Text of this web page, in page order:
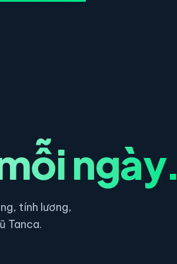
ngày.
tính lương,
Tanca.